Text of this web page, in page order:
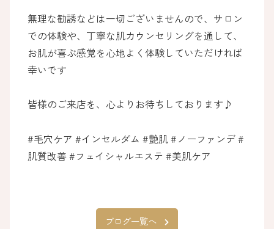
無理な勧誘などは一切ございませんので、サロン
での体験や、丁寧な肌カウンセリングを通して、
お肌が喜ぶ感覚を心地よく体験していただければ
幸いです
皆様のご来店を、心よりお待ちしております♪
#毛穴ケア #インセルダム #艶肌 #ノーファンデ #
肌質改善 #フェイシャルエステ #美肌ケア
ブログ一覧へ